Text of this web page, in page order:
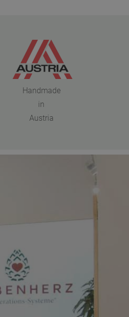
Handmade
in
Austria